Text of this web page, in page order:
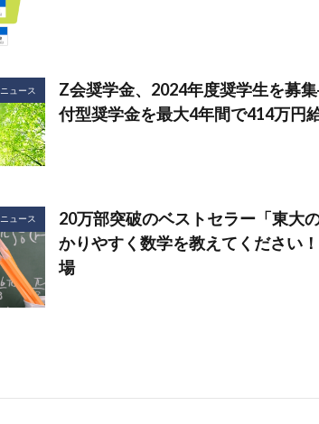
ニュース
Z会奨学金、2024年度奨学生を募
付型奨学金を最大4年間で414万円
ニュース
20万部突破のベストセラー「東大
かりやすく数学を教えてください
場